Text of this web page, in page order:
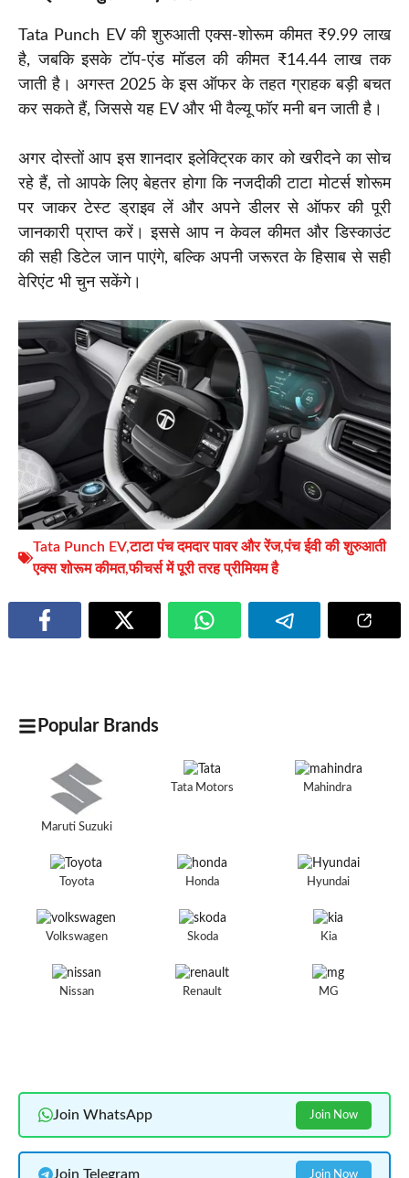
Tata Punch EV की शुरुआती एक्स-शोरूम कीमत ₹9.99 लाख
है, जबकि इसके टॉप-एंड मॉडल की कीमत ₹14.44 लाख तक
जाती है। अगस्त 2025 के इस ऑफर के तहत ग्राहक बड़ी बचत
कर सकते हैं, जिससे यह EV और भी वैल्यू फॉर मनी बन जाती है।
अगर दोस्तों आप इस शानदार इलेक्ट्रिक कार को खरीदने का सोच
रहे हैं, तो आपके लिए बेहतर होगा कि नजदीकी टाटा मोटर्स शोरूम
पर जाकर टेस्ट ड्राइव लें और अपने डीलर से ऑफर की पूरी
जानकारी प्राप्त करें। इससे आप न केवल कीमत और डिस्काउंट
की सही डिटेल जान पाएंगे, बल्कि अपनी जरूरत के हिसाब से सही
वेरिएंट भी चुन सकेंगे।
Tata Punch EV,टाटा पंच दमदार पावर और रेंज,पंच ईवी की शुरुआती
एक्स शोरूम कीमत,फीचर्स में पूरी तरह प्रीमियम है
Popular Brands
Maruti Suzuki
Tata Motors Mahindra
Toyota Honda Hyundai
Volkswagen Skoda Kia
Nissan Renault MG
Join WhatsApp Join Now
Join Telegram Join Now